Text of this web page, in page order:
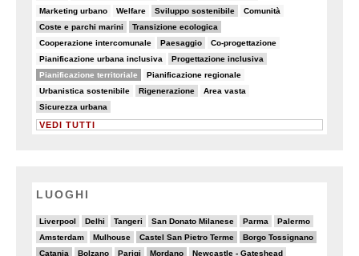
Marketing urbano
5/90 Welfare
5/90 Sviluppo sostenibile
19/90 Comunità
7/90
Coste e parchi marini
19/90 Transizione ecologica
30/90
Cooperazione intercomunale
7/90 Paesaggio
14/90 Co-progettazione
6/90
Pianificazione urbana inclusiva
6/90 Progettazione inclusiva
10/90
Pianificazione territoriale
48/90 Pianificazione regionale
5/90
Urbanistica sostenibile
6/90 Rigenerazione
16/90 Area vasta
7/90
Sicurezza urbana
10/90
VEDI TUTTI
LUOGHI
Liverpool
3/20 Delhi
4/20 Tangeri
2/20 San Donato Milanese
3/20 Parma
2/20 Palermo
2/20
Amsterdam
3/20 Mulhouse
4/20 Castel San Pietro Terme
6/20 Borgo Tossignano
6/20
Catania
6/20 Bolzano
4/20 Parigi
4/20 Mordano
6/20 Newcastle - Gateshead
3/20